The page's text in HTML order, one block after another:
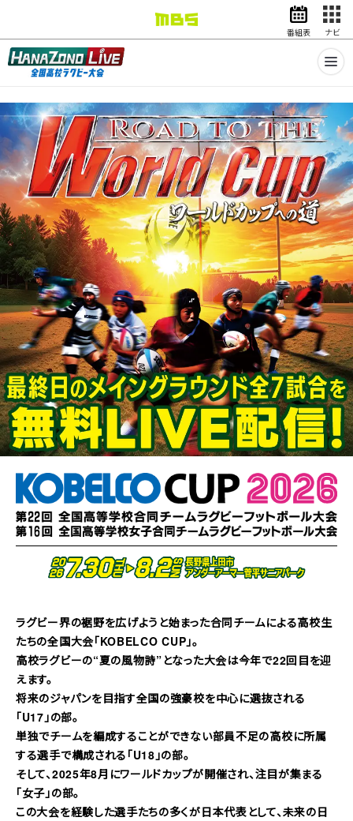
情報・報道
ドラマ
アニメ
スポーツ
動画イズム ニュース
天気・防災 イベント
映画 アナウンサー
グッズ
EN 検索 番組表
番組表 ナビ
ラグビー界の裾野を広げようと始まった合同チームによる高校生
たちの全国大会「KOBELCO CUP」。
高校ラグビーの“夏の風物詩”となった大会は今年で22回目を迎
えます。
将来のジャパンを目指す全国の強豪校を中心に選抜される
「U17」の部。
単独でチームを編成することができない部員不足の高校に所属
する選手で構成される「U18」の部。
そして、2025年8月にワールドカップが開催され、注目が集まる
「女子」の部。
この大会を経験した選手たちの多くが日本代表として、未来の日